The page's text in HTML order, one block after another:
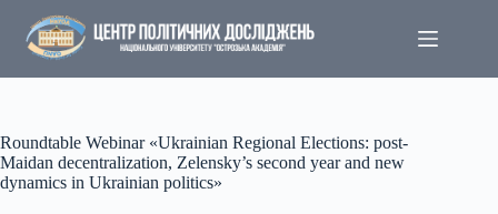
вмісту
Roundtable Webinar «Ukrainian Regional Elections: post-
Maidan decentralization, Zelensky’s second year and new
dynamics in Ukrainian politics»